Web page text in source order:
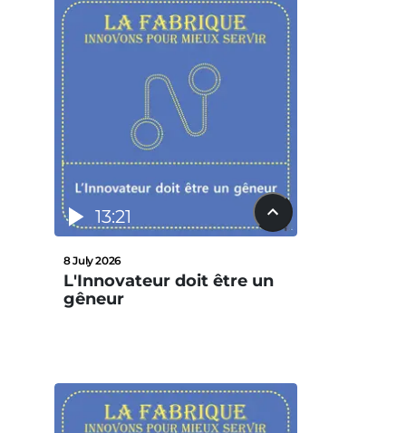
13:21
8 July 2026
L'Innovateur doit être un
gêneur